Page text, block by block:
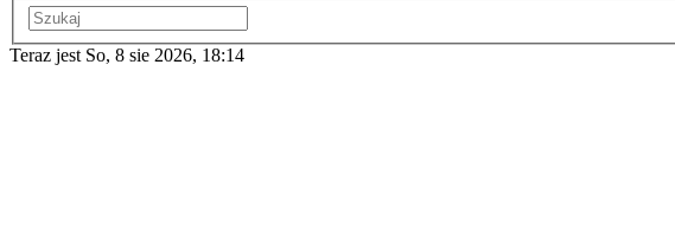
Teraz jest So, 8 sie 2026, 18:14